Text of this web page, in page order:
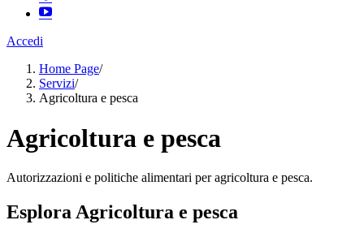
Accedi
Home Page/
Servizi/
Agricoltura e pesca
Agricoltura e pesca
Autorizzazioni e politiche alimentari per agricoltura e pesca.
Esplora Agricoltura e pesca